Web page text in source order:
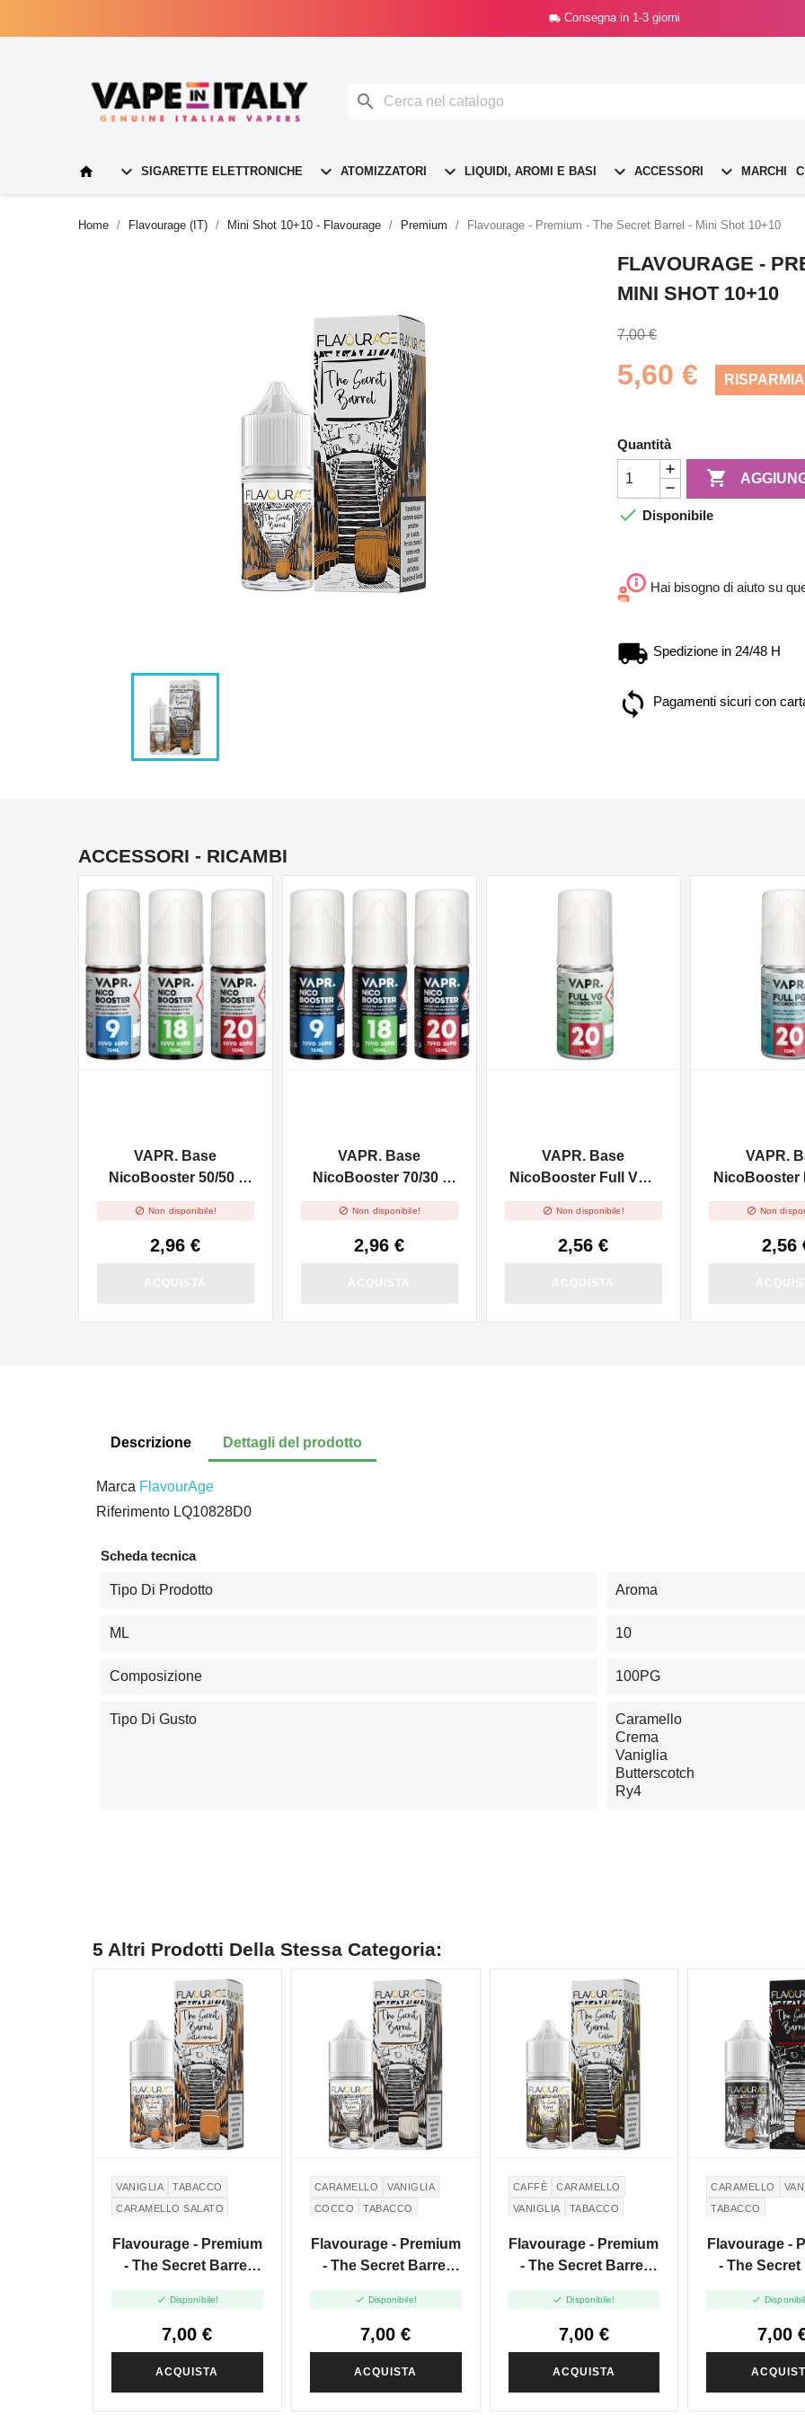
 Consegna in 1-3 giorni

  SIGARETTE ELETTRONICHE  ATOMIZZATORI  LIQUIDI, AROMI E BASI  ACCESSORI  MARCHI
Home Flavourage (IT) Mini Shot 10+10 - Flavourage Premium Flavourage - Premium - The Secret Barrel - Mini Shot 10+10
FLAVOURAGE -
MINI SHOT 10+10
7,00 €
5,60 €
Quantità

 Disponibile
Hai bisogno di aiuto su
Spedizione in 24/48 H
Pagamenti sicuri con
ACCESSORI - RICAMBI
VAPR. Base
NicoBooster 50/50 -
 Non disponibile!
2,96 €
VAPR. Base
NicoBooster 70/30 -
 Non disponibile!
2,96 €
VAPR. Base
NicoBooster Full VG -
 Non disponibile!
2,56 €
VAPR.
NicoBooster
 Non
2,56
Descrizione Dettagli del prodotto
Marca FlavourAge
Riferimento LQ10828D0
Scheda tecnica
Tipo Di Prodotto Aroma
ML 10
Composizione 100PG
Tipo Di Gusto
Caramello
Crema
Vaniglia
Butterscotch
Ry4
5 Altri Prodotti Della Stessa Categoria:
VANIGLIA
TABACCO
CARAMELLO SALATO
Flavourage - Premium
- The Secret Barrel
Shot 10+10
 Disponibile!
7,00 €
ACQUISTA
CARAMELLO
VANIGLIA
COCCO
TABACCO
Flavourage - Premium
- The Secret Barrel
10+10
 Disponibile!
7,00 €
ACQUISTA
CAFFÈ
CARAMELLO
VANIGLIA
TABACCO
Flavourage - Premium
- The Secret Barrel
10+10
 Disponibile!
7,00 €
ACQUISTA
CARAMELLO
TABACCO
Flavourage -
- The Secret
10+10

7,00